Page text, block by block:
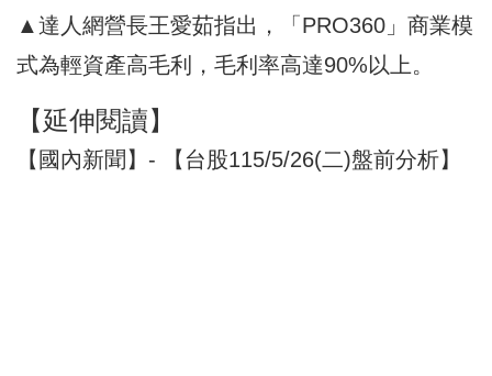
▲達人網營長王愛茹指出，「PRO360」商業模
式為輕資產高毛利，毛利率高達90%以上。
【延伸閱讀】
【國內新聞】- 【台股115/5/26(二)盤前分析】